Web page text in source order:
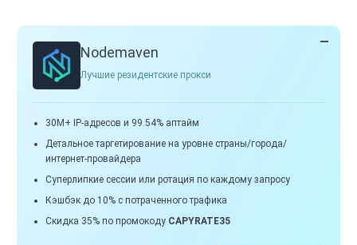
Nodemaven
Лучшие резидентские прокси
30M+ IP-адресов и 99.54% аптайм
Детальное таргетирование на уровне страны/города/
интернет-провайдера
Суперлипкие сессии или ротация по каждому запросу
Кэшбэк до 10% с потраченного трафика
Скидка 35% по промокоду CAPYRATE35